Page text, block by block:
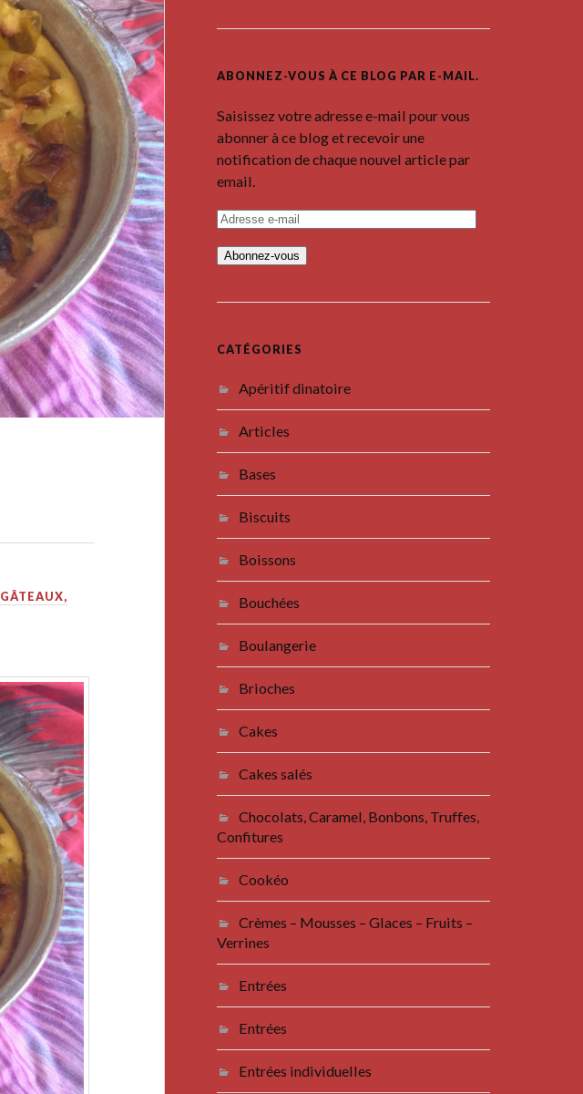
GÂTEAUX,
ABONNEZ-VOUS À CE BLOG PAR E-MAIL.
Saisissez votre adresse e-mail pour vous
abonner à ce blog et recevoir une
notification de chaque nouvel article par
email.
A
d
r
e
e
m
a
l
CATÉGORIES
Apéritif dinatoire
Articles
Bases
Biscuits
Boissons
Bouchées
Boulangerie
Brioches
Cakes
Cakes salés
Chocolats, Caramel, Bonbons, Truffes,
Confitures
Cookéo
Crèmes – Mousses – Glaces – Fruits –
Verrines
Entrées
Entrées
Entrées individuelles